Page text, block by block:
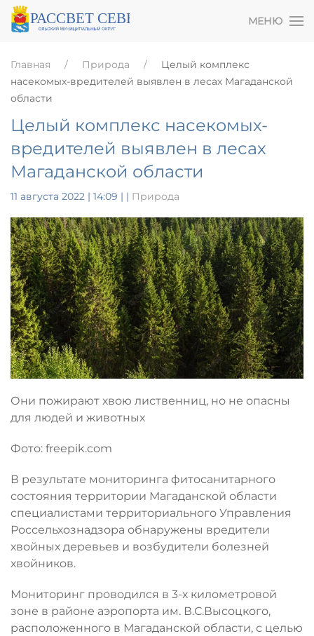
МЕНЮ
Главная Природа
Целый комплекс
насекомых-вредителей выявлен в лесах Магаданской
области
Целый комплекс насекомых-
вредителей выявлен в лесах
Магаданской области
11 августа 2022 | 14:09 | | Природа
Они пожирают хвою лиственниц, но не опасны
для людей и животных
Фото: freepik.com
В результате мониторинга фитосанитарного
состояния территории Магаданской области
специалистами территориального Управления
Россельхознадзора обнаружены вредители
хвойных деревьев и возбудители болезней
хвойников.
Мониторинг проводился в 3-х километровой
зоне в районе аэропорта им. В.С.Высоцкого,
расположенного в Магаданской области, с целью